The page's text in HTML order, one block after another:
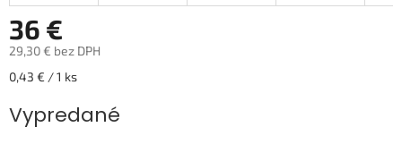
36 €
29,30 € bez DPH
Jednotková
0,43 € / 1 ks
Vypredané